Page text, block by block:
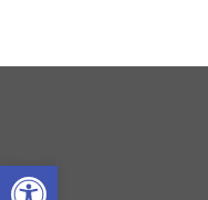
Open toolbar